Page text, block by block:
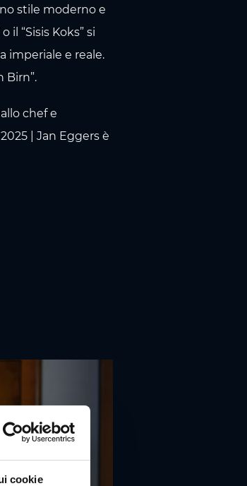
cookie
stile moderno e
“Sisis Koks” si
imperiale e reale.
Birn”.
chef e
| Jan Eggers è